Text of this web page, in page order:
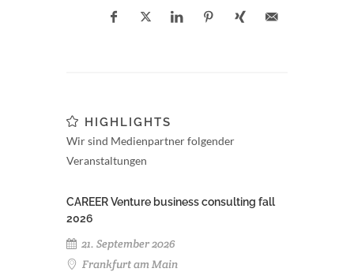
HIGHLIGHTS
Wir sind Medienpartner folgender
Veranstaltungen
CAREER Venture business consulting fall
2026
21. September 2026
Frankfurt am Main